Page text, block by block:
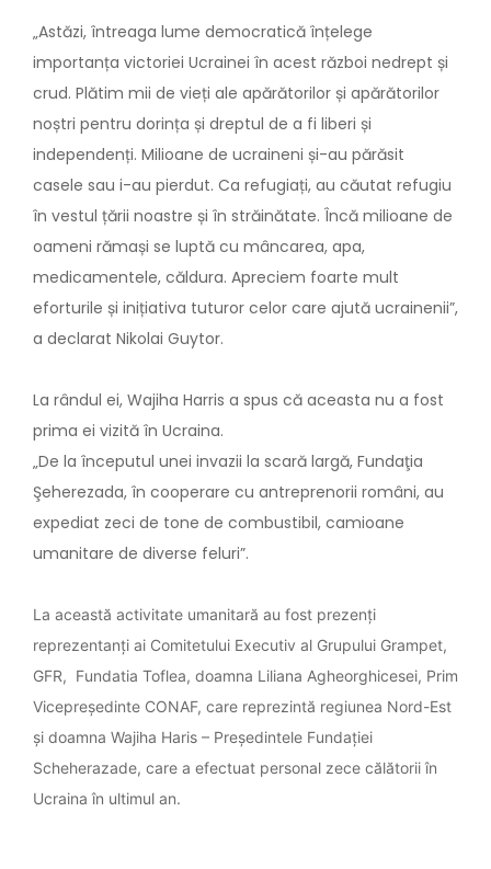
„Astăzi, întreaga lume democratică înțelege
importanța victoriei Ucrainei în acest război nedrept și
crud. Plătim mii de vieți ale apărătorilor și apărătorilor
noștri pentru dorința și dreptul de a fi liberi și
independenți. Milioane de ucraineni și-au părăsit
casele sau i-au pierdut. Ca refugiați, au căutat refugiu
în vestul țării noastre și în străinătate. Încă milioane de
oameni rămași se luptă cu mâncarea, apa,
medicamentele, căldura. Apreciem foarte mult
eforturile și inițiativa tuturor celor care ajută ucrainenii”,
a declarat Nikolai Guytor.
La rândul ei, Wajiha Harris a spus că aceasta nu a fost
prima ei vizită în Ucraina.
„De la începutul unei invazii la scară largă, Fundaţia
Şeherezada, în cooperare cu antreprenorii români, au
expediat zeci de tone de combustibil, camioane
umanitare de diverse feluri”.
La această activitate umanitară au fost prezenți
reprezentanţi ai Comitetului Executiv al Grupului Grampet,
GFR, Fundatia Toflea, doamna Liliana Agheorghicesei, Prim
Vicepreședinte CONAF, care reprezintă regiunea Nord-Est
și doamna Wajiha Haris – Președintele Fundației
Scheherazade, care a efectuat personal zece călătorii în
Ucraina în ultimul an.